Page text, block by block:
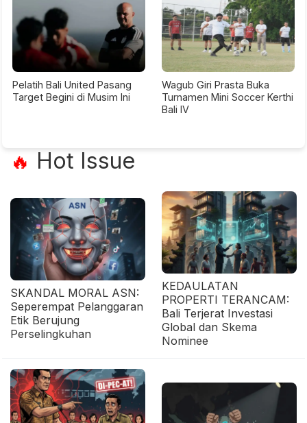
Pelatih Bali United Pasang
Target Begini di Musim Ini
Wagub Giri Prasta Buka
Turnamen Mini Soccer Kerthi
Bali IV
🔥 Hot Issue
SKANDAL MORAL ASN:
Seperempat Pelanggaran
Etik Berujung
Perselingkuhan
KEDAULATAN
PROPERTI TERANCAM:
Bali Terjerat Investasi
Global dan Skema
Nominee